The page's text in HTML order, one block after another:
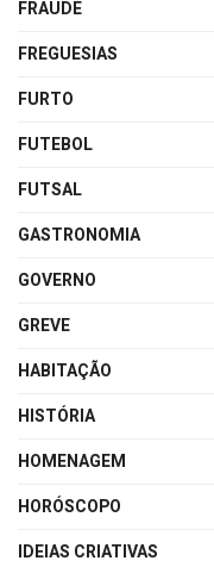
FRAUDE
FREGUESIAS
FURTO
FUTEBOL
FUTSAL
GASTRONOMIA
GOVERNO
GREVE
HABITAÇÃO
HISTÓRIA
HOMENAGEM
HORÓSCOPO
IDEIAS CRIATIVAS